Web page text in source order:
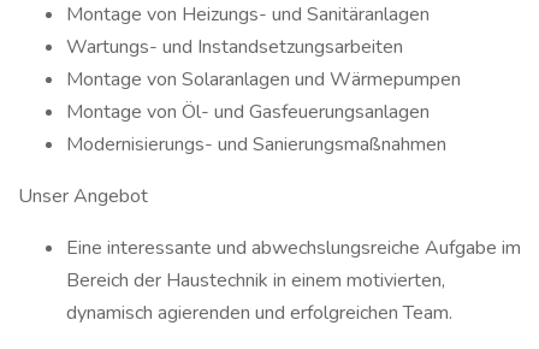
Montage von Heizungs- und Sanitäranlagen
Wartungs- und Instandsetzungsarbeiten
Montage von Solaranlagen und Wärmepumpen
Montage von Öl- und Gasfeuerungsanlagen
Modernisierungs- und Sanierungsmaßnahmen
Unser Angebot
Eine interessante und abwechslungsreiche Aufgabe im
Bereich der Haustechnik in einem motivierten,
dynamisch agierenden und erfolgreichen Team.